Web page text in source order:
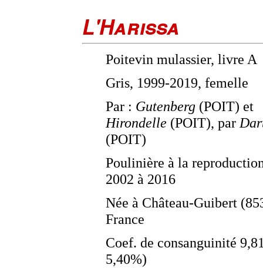
L'Harissa
Poitevin mulassier, livre A
Gris, 1999-2019, femelle
Par : Gutenberg (POIT) et
Hirondelle (POIT), par
(POIT)
Poulinière à la
2002 à 2016
Née à Château-Guibert
France
Coef. de consanguinité
5,40%)